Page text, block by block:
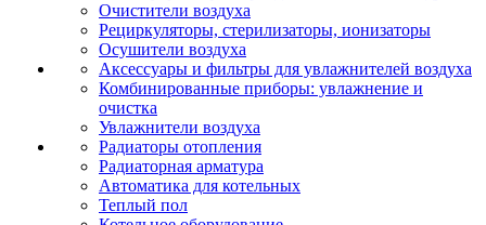
Очистители воздуха
Рециркуляторы, стерилизаторы, ионизаторы
Осушители воздуха
Аксессуары и фильтры для увлажнителей воздуха
Комбинированные приборы: увлажнение и
очистка
Увлажнители воздуха
Радиаторы отопления
Радиаторная арматура
Автоматика для котельных
Теплый пол